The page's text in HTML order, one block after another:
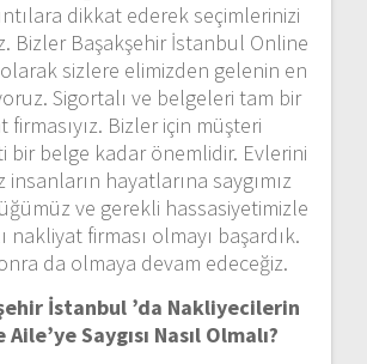
dikkat ederek seçimlerinizi
Bizler Başakşehir İstanbul Online
sizlere elimizden gelenin en
Sigortalı ve belgeleri tam bir
firmasıyız. Bizler için müşteri
bir belge kadar önemlidir. Evlerini
insanların hayatlarına saygımız
ve gerekli hassasiyetimizle
nakliyat firması olmayı başardık.
da olmaya devam edeceğiz.
İstanbul ’da Nakliyecilerin
Saygısı Nasıl Olmalı?